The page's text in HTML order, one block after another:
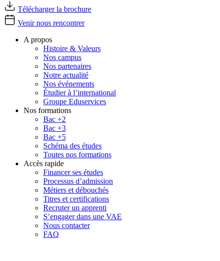
Télécharger la brochure
Venir nous rencontrer
A propos
Histoire & Valeurs
Nos campus
Nos partenaires
Notre actualité
Nos événements
Étudier à l’international
Groupe Eduservices
Nos formations
Bac +2
Bac +3
Bac +5
Schéma des études
Toutes nos formations
Accès rapide
Financer ses études
Processus d’admission
Métiers et débouchés
Titres et certifications
Recruter un apprenti
S’engager dans une VAE
Nous contacter
FAQ